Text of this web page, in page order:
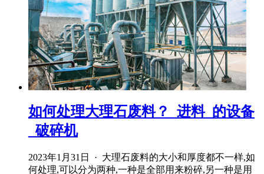
如何处理大理石废料？_进料_的设备
_破碎机
2023年1月31日 · 大理石废料的大小和厚度都不一样,如
何处理,可以分为两种,一种是全部用来粉碎,另一种是用